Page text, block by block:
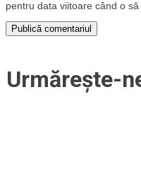
pentru data viitoare când o să
Urmărește-